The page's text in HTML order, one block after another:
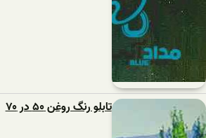
تابلو رنگ روغن ۵۰ در ۷۰